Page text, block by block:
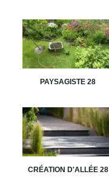
PAYSAGISTE 28
CRÉATION D'ALLÉE 28